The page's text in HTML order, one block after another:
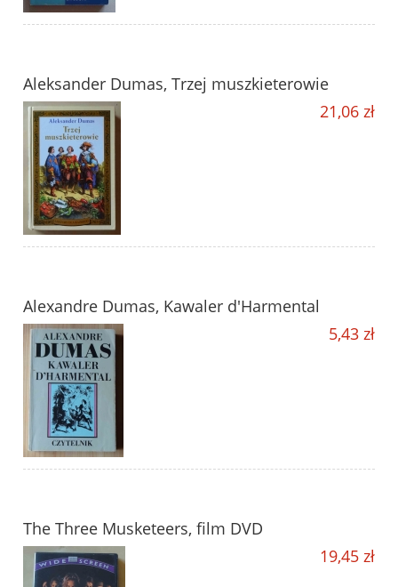
Aleksander Dumas, Trzej muszkieterowie
21,06 zł
Alexandre Dumas, Kawaler d'Harmental
5,43 zł
The Three Musketeers, film DVD
19,45 zł